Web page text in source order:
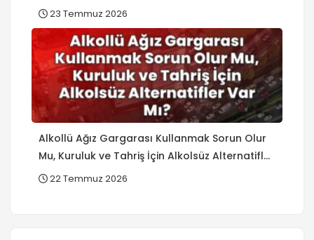
Pratik Yöntemler?
23 Temmuz 2026
Alkollü Ağız Gargarası Kullanmak Sorun Olur
Mu, Kuruluk ve Tahriş İçin Alkolsüz Alternatifler
Var Mı?
22 Temmuz 2026